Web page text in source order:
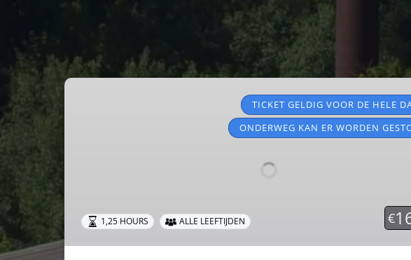
Toeristische
TICKET GELDIG VOOR DE HELE
ONDERWEG KAN ER WORDEN
€
1,25 HOURS ALLE LEEFTIJDEN